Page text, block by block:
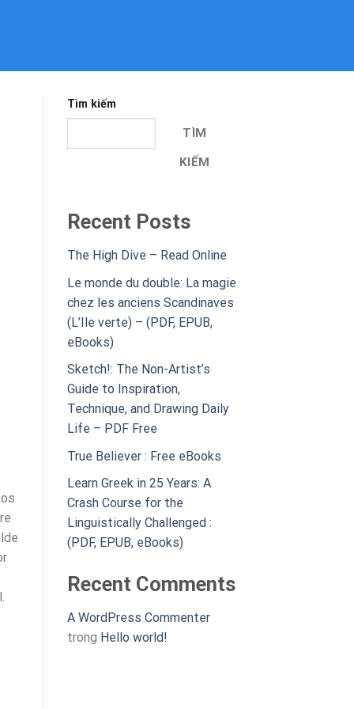
Tìm kiếm
TÌM
KIẾM
Recent Posts
The High Dive – Read Online
Le monde du double: La magie
chez les anciens Scandinaves
(L’Ile verte) – (PDF, EPUB,
eBooks)
Sketch!: The Non-Artist’s
Guide to Inspiration,
Technique, and Drawing Daily
Life – PDF Free
True Believer : Free eBooks
Learn Greek in 25 Years: A
Crash Course for the
Linguistically Challenged :
(PDF, EPUB, eBooks)
Recent Comments
A WordPress Commenter
trong Hello world!